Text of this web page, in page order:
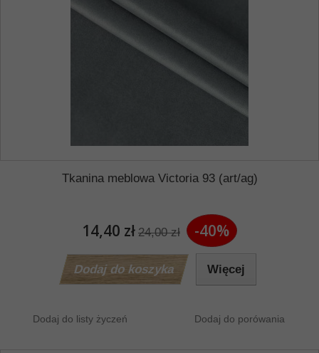
Tkanina meblowa Victoria 93 (art/ag)
14,40 zł 24,00 zł -40%
Dodaj do koszyka Więcej
Dodaj do listy życzeń Dodaj do porówania